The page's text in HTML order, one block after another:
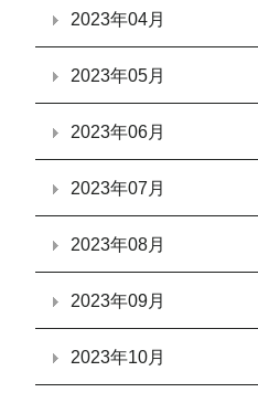
2023年04月
2023年05月
2023年06月
2023年07月
2023年08月
2023年09月
2023年10月